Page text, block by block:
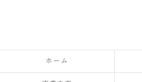
ホーム